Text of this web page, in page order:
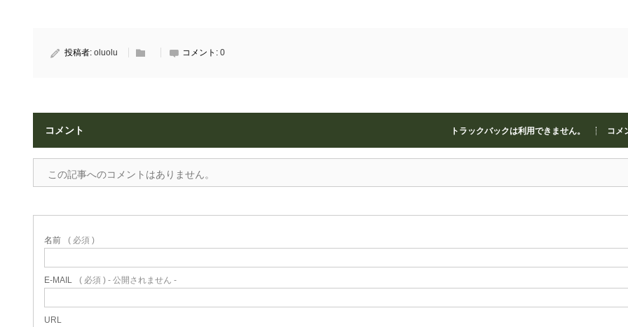
投稿者: oluolu コメント: 0
コメント トラックバックは利用できません。 コメ
この記事へのコメントはありません。
名前 ( 必須 )
E-MAIL ( 必須 ) - 公開されません -
URL